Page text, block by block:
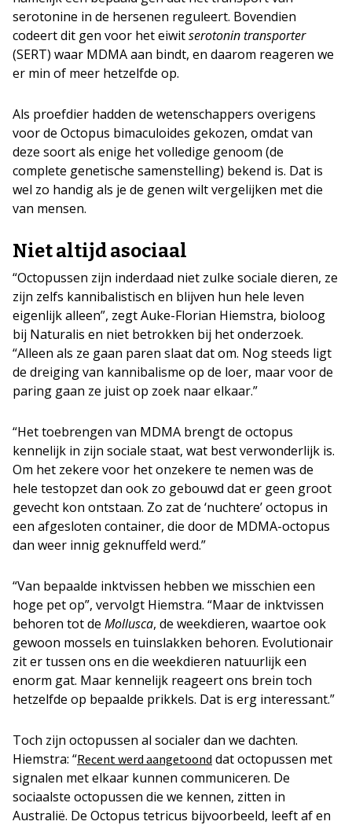
serotonine in de hersenen reguleert. Bovendien
codeert dit gen voor het eiwitserotonin transporter
(SERT) waar MDMA aan bindt, en daarom reageren we
er min of meer hetzelfde op.
Als proefdier hadden de wetenschappers overigens
voor de Octopus bimaculoides gekozen, omdat van
deze soort als enige het volledige genoom (de
complete genetische samenstelling) bekend is. Dat is
wel zo handig als je de genen wilt vergelijken met die
van mensen.
Niet altijd asociaal
“Octopussen zijn inderdaad niet zulke sociale dieren, ze
zijn zelfs kannibalistisch en blijven hun hele leven
eigenlijk alleen”, zegt Auke-Florian Hiemstra, bioloog
bij Naturalis en niet betrokken bij het onderzoek.
“Alleen als ze gaan paren slaat dat om. Nog steeds ligt
de dreiging van kannibalisme op de loer, maar voor de
paring gaan ze juist op zoek naar elkaar.”
“Het toebrengen van MDMA brengt de octopus
kennelijk in zijn sociale staat, wat best verwonderlijk is.
Om het zekere voor het onzekere te nemen was de
hele testopzet dan ook zo gebouwd dat er geen groot
gevecht kon ontstaan. Zo zat de ‘nuchtere’ octopus in
een afgesloten container, die door de MDMA-octopus
dan weer innig geknuffeld werd.”
“Van bepaalde inktvissen hebben we misschien een
hoge pet op”, vervolgt Hiemstra. “Maar de inktvissen
behoren tot de Mollusca, de weekdieren, waartoe ook
gewoon mossels en tuinslakken behoren. Evolutionair
zit er tussen ons en die weekdieren natuurlijk een
enorm gat. Maar kennelijk reageert ons brein toch
hetzelfde op bepaalde prikkels. Dat is erg interessant.”
Toch zijn octopussen al socialer dan we dachten.
Hiemstra: “Recent werd aangetoond dat octopussen met
signalen met elkaar kunnen communiceren. De
sociaalste octopussen die we kennen, zitten in
Australië. De Octopus tetricus bijvoorbeeld, leeft af en